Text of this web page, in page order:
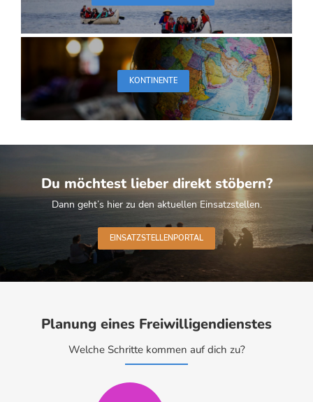
KONTINENTE
Du möchtest lieber direkt stöbern?
Dann geht’s hier zu den aktuellen Einsatzstellen.
EINSATZSTELLENPORTAL
Planung eines Freiwilligendienstes
Welche Schritte kommen auf dich zu?